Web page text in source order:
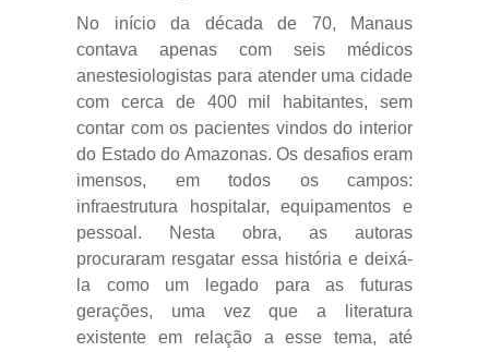
No início da década de 70, Manaus
contava apenas com seis médicos
anestesiologistas para atender uma cidade
com cerca de 400 mil habitantes, sem
contar com os pacientes vindos do interior
do Estado do Amazonas. Os desafios eram
imensos, em todos os campos:
infraestrutura hospitalar, equipamentos e
pessoal. Nesta obra, as autoras
procuraram resgatar essa história e deixá-
la como um legado para as futuras
gerações, uma vez que a literatura
existente em relação a esse tema, até